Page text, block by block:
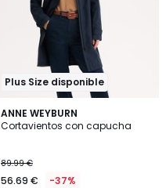
Plus Size disponible
ANNE WEYBURN
Cortavientos con capucha
89.99 €
56.69 € -37%
4,6
/ 5
2
Colores